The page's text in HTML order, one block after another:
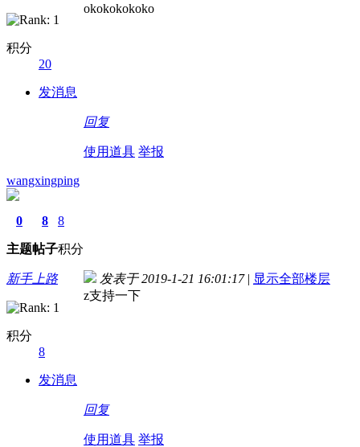
积分
20
发消息
okokokokoko
回复
使用道具 举报
wangxingping
0
主题
8
帖子
8
积分
新手上路
积分
8
发消息
发表于 2019-1-21 16:01:17 | 显示全部楼层
z支持一下
回复
使用道具 举报